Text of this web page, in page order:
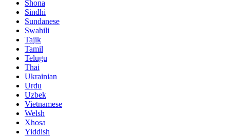
Shona
Sindhi
Sundanese
Swahili
Tajik
Tamil
Telugu
Thai
Ukrainian
Urdu
Uzbek
Vietnamese
Welsh
Xhosa
Yiddish